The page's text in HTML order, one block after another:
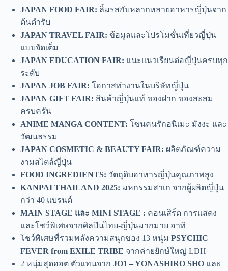
JAPAN FOOD FAIR: ลิ้มรสกับหลากหลายอาหารญี่ปุ่นจาก
ต้นตำรับ
JAPAN TRAVEL FAIR: ข้อมูลและโปรโมชั่นเที่ยวญี่ปุ่น
แบบจัดเต็ม
JAPAN EDUCATION FAIR: แนะแนวเรียนต่อญี่ปุ่นครบทุก
ระดับ
JAPAN JOB FAIR: โอกาสทำงานในบริษัทญี่ปุ่น
JAPAN GIFT FAIR: สินค้าญี่ปุ่นแท้ ของฝาก ของสะสม
ครบครัน
ANIME MANGA CONTENT: โซนคนรักอนิเมะ มังงะ และ
วัฒนธรรม
JAPAN COSMETIC & BEAUTY FAIR: ผลิตภัณฑ์ความ
งามสไตล์ญี่ปุ่น
FOOD INGREDIENTS: วัตถุดิบอาหารญี่ปุ่นคุณภาพสูง
KANPAI THAILAND 2025: มหกรรมสาเก จากผู้ผลิตญี่ปุ่น
กว่า 40 แบรนด์
MAIN STAGE และ MINI STAGE : คอนเสิร์ต การแสดง
และโชว์พิเศษจากศิลปินไทย-ญี่ปุ่นมากมาย อาทิ
โชว์พิเศษที่รวมพลังความสนุกของ 13 หนุ่ม PSYCHIC
FEVER from EXILE TRIBE จากค่ายยักษ์ใหญ่ LDH
2 หนุ่มสุดฮอต ตัวแทนจาก JO1 – YONASHIRO SHO และ